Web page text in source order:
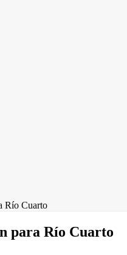
Río Cuarto
para Río Cuarto